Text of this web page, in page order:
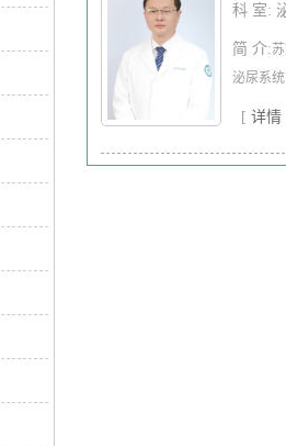
科 室:
简 介:
泌尿系
[ 详情